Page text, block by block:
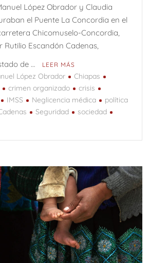
López Obrador y Claudia
el Puente La Concordia en el
Chicomuselo-Concordia,
Escandón Cadenas,
de …
LEER MÁS
López Obrador
Chiapas
crimen organizado
crisis
IMSS Neglicencia médica
política
Seguridad
sociedad